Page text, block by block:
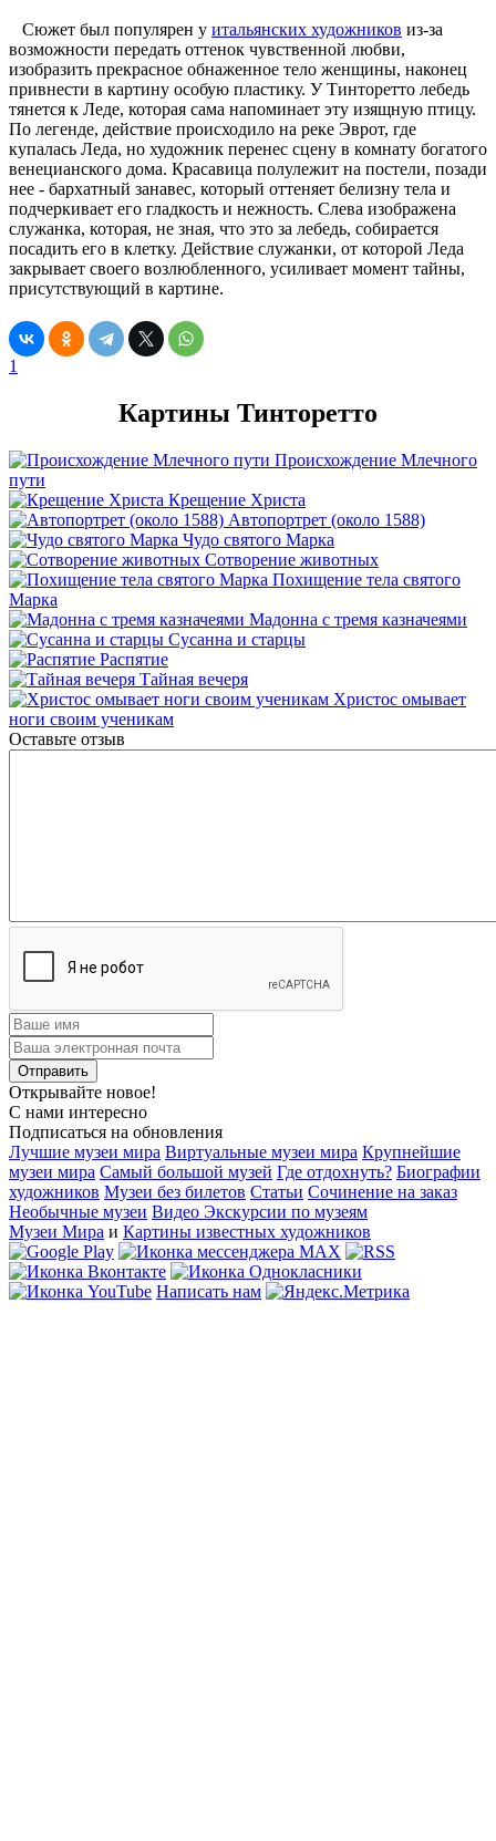
Сюжет был популярен у итальянских художников из-за
возможности передать оттенок чувственной любви,
изобразить прекрасное обнаженное тело женщины, наконец
привнести в картину особую пластику. У Тинторетто лебедь
тянется к Леде, которая сама напоминает эту изящную птицу.
По легенде, действие происходило на реке Эврот, где
купалась Леда, но художник перенес сцену в комнату богатого
венецианского дома. Красавица полулежит на постели, позади
нее - бархатный занавес, который оттеняет белизну тела и
подчеркивает его гладкость и нежность. Слева изображена
служанка, которая, не зная, что это за лебедь, собирается
посадить его в клетку. Действие служанки, от которой Леда
закрывает своего возлюбленного, усиливает момент тайны,
присутствующий в картине.
1
Картины Тинторетто
Происхождение Млечного
пути
Крещение Христа
Автопортрет (около 1588)
Чудо святого Марка
Сотворение животных
Похищение тела святого
Марка
Мадонна с тремя казначеями
Сусанна и старцы
Распятие
Тайная вечеря
Христос омывает
ноги своим ученикам
Оставьте отзыв
Открывайте новое!
С нами интересно
Подписаться на обновления
Лучшие музеи мира Виртуальные музеи мира Крупнейшие
музеи мира Самый большой музей Где отдохнуть? Биографии
художников Музеи без билетов Статьи Сочинение на заказ
Необычные музеи Видео Экскурсии по музеям
Музеи Мира и Картины известных художников
Написать нам